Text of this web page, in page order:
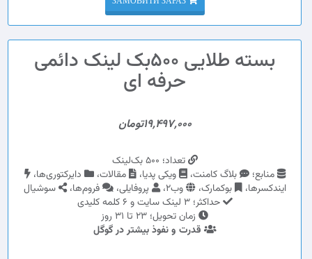
بسته طلایی 500بک لینک دائمی
حرفه ای
19,497,000تومان
تعداد؛ 500 بک‌لینک
منابع؛
بلاگ کامنت، ویکی پدیا، مقالات،
دایرکتوری‌ها،
ایندکسرها،
بوکمارک، وب2، پروفایلی، فروم‌ها،
سوشیال
حداکثر؛ 3 لینک سایت و 6 کلمه کلیدی
زمان تحویل؛ 23 تا 31 روز
قدرت و نفوذ بیشتر در گوگل